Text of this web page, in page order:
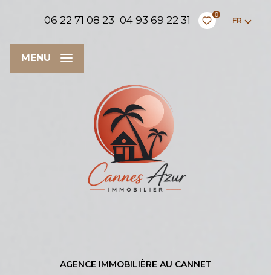
06 22 71 08 23 |04 93 69 22 31 0
FR
MENU
AGENCE IMMOBILIÈRE AU CANNET